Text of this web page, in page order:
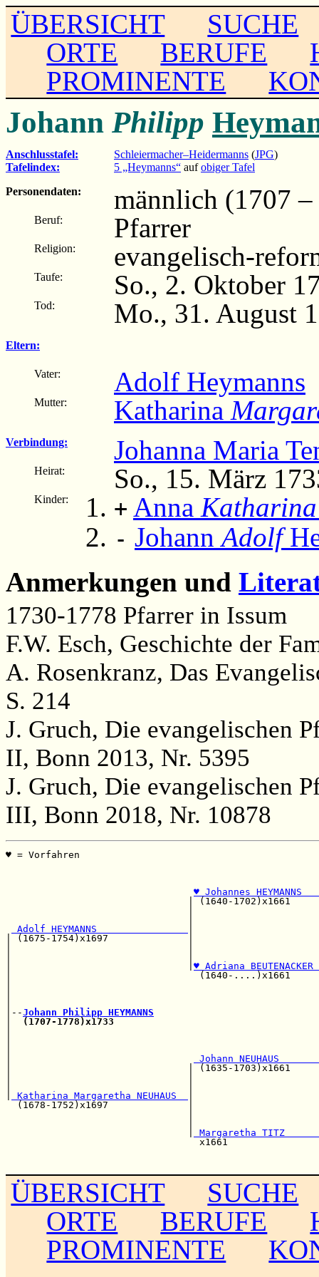
ÜBERSICHT
SUCHE
ORTE
BERUFE
PROMINENTE
Johann Philipp
Anschlusstafel: Schleiermacher–Heidermanns (JPG)
Tafelindex:
5 „Heymanns“ aufobiger Tafel
Personendaten:
männlich (1707
Beruf: Pfarrer
Religion: evangelisch-
Taufe: So., 2. Oktober
Tod: Mo., 31. August
Eltern:
Vater: Adolf Heymanns
Mutter: Katharina
Verbindung: Johanna Maria
Heirat: So., 15. März
Kinder: + Anna Katharina
- JohannAdolf
Anmerkungen und
1730-1778 Pfarrer in Issum
F.W. Esch, Geschichte der
A. Rosenkranz, Das
S. 214
J. Gruch, Die evangelischen
II, Bonn 2013, Nr. 5395
J. Gruch, Die evangelischen
III, Bonn 2018, Nr. 10878
♥ =
♥ Johannes HEYMANNS
| (1640-
Adolf HEYMANNS
| (1675-1754)x1697              |
♥ Adriana BEUTENACKER
|                                 (1640-
|--Johann Philipp HEYMANNS
(1707-1778)x1733
Johann NEUHAUS
|                               | (1635-
Katharina Margaretha NEUHAUS
(1678-1752)x1697              |
Margaretha TITZ
x1661
ÜBERSICHT
SUCHE
ORTE
BERUFE
PROMINENTE